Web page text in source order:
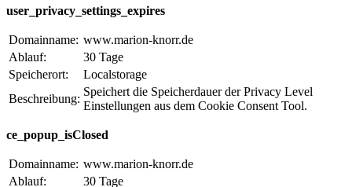
user_privacy_settings_expires
Domainname: www.marion-knorr.de
Ablauf:
30 Tage
Speicherort:
Localstorage
Beschreibung:
Speichert die Speicherdauer der Privacy Level
Einstellungen aus dem Cookie Consent Tool.
ce_popup_isClosed
Domainname: www.marion-knorr.de
Ablauf:
30 Tage